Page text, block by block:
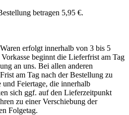
betragen 5,95 €.
erfolgt innerhalb von 3 bis 5
beginnt die Lieferfrist am Tag
an uns. Bei allen anderen
am Tag nach der Bestellung zu
und Feiertage, die innerhalb
sich ggf. auf den Lieferzeitpunkt
zu einer Verschiebung der
Folgetag.